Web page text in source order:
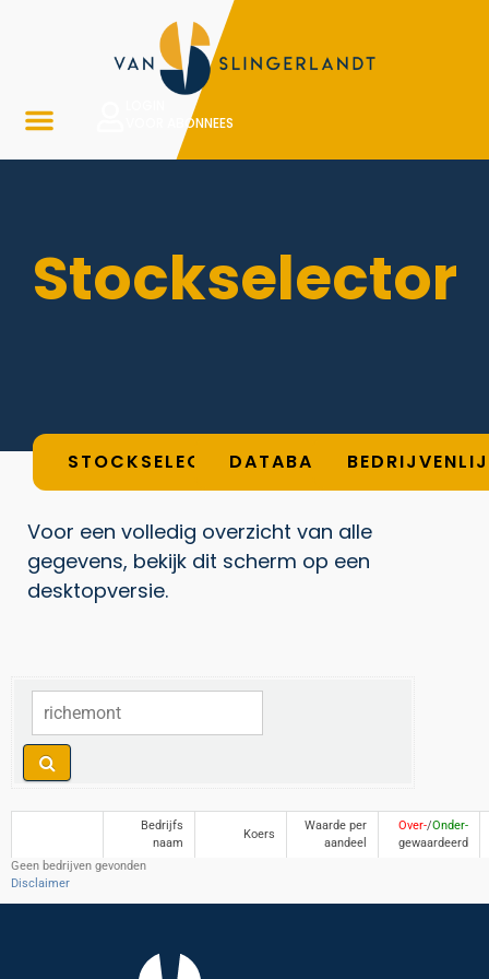
VOOR ABONNEES
Stockselector
STOCKSELECTORDATABASE
Voor een volledig overzicht van alle
gegevens, bekijk dit scherm op een
desktopversie.
Bedrijfs
naam
Koers
Waarde per
aandeel
Over-/Onder-
gewaardeerd
Geen bedrijven gevonden
Disclaimer